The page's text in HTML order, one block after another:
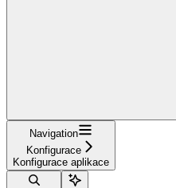
Navigation
Konfigurace
Konfigurace aplikace